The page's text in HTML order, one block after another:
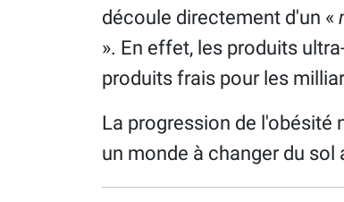
découle directement d'un «
». En effet, les produits
produits frais pour les
La progression de l'obésité
un monde à changer du sol